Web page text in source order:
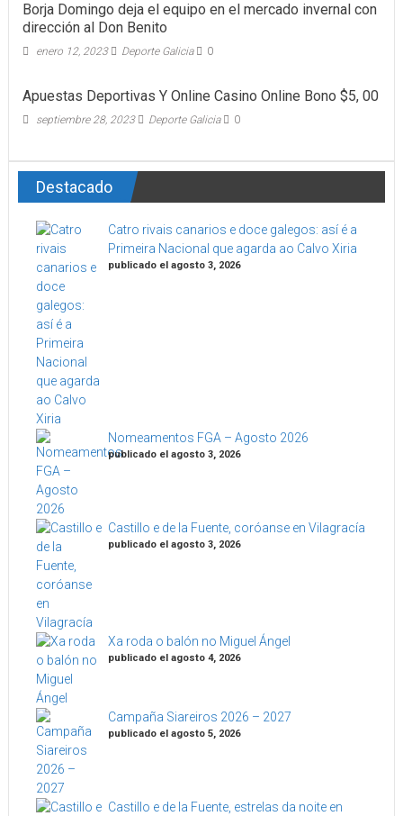
Borja Domingo deja el equipo en el mercado invernal con
dirección al Don Benito
enero 12, 2023 Deporte Galicia 0
Apuestas Deportivas Y Online Casino Online Bono $5, 00
septiembre 28, 2023 Deporte Galicia 0
Destacado
Catro rivais canarios e doce galegos: así é a
Primeira Nacional que agarda ao Calvo Xiria
publicado el agosto 3, 2026
Nomeamentos FGA – Agosto 2026
publicado el agosto 3, 2026
Castillo e de la Fuente, coróanse en Vilagracía
publicado el agosto 3, 2026
Xa roda o balón no Miguel Ángel
publicado el agosto 4, 2026
Campaña Siareiros 2026 – 2027
publicado el agosto 5, 2026
Castillo e de la Fuente, estrelas da noite en